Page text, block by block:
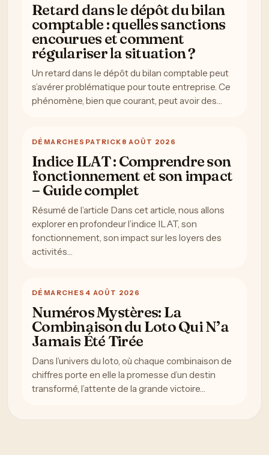
Retard dans le dépôt du bilan
comptable : quelles sanctions
encourues et comment
régulariser la situation ?
Un retard dans le dépôt du bilan comptable peut
s’avérer problématique pour toute entreprise. Ce
phénomène, bien que courant, peut avoir des…
DÉMARCHES PATRICK 8 AOÛT 2026
Indice ILAT : Comprendre son
fonctionnement et son impact
– Guide complet
Résumé de l’article Dans cet article, nous allons
explorer en profondeur l’indice ILAT, son
fonctionnement, son impact sur les loyers des
activités…
DÉMARCHES 4 AOÛT 2026
Numéros Mystères: La
Combinaison du Loto Qui N’a
Jamais Été Tirée
Dans l’univers du loto, où chaque combinaison de
chiffres porte en elle la promesse d’un destin
transformé, l’attente de la grande victoire…